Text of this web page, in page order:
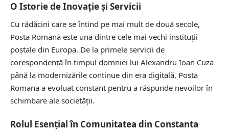
O Istorie de Inovație și Servicii
Cu rădăcini care se întind pe mai mult de două secole,
Posta Romana este una dintre cele mai vechi instituții
poștale din Europa. De la primele servicii de
corespondență în timpul domniei lui Alexandru Ioan Cuza
până la modernizările continue din era digitală, Posta
Romana a evoluat constant pentru a răspunde nevoilor în
schimbare ale societății.
Rolul Esențial în Comunitatea din Constanta